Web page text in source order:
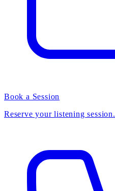
Book a Session
Reserve your listening session.